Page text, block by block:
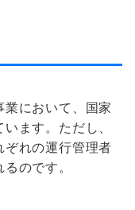
において、国家
ます。ただし、
れの運行管理者
のです。